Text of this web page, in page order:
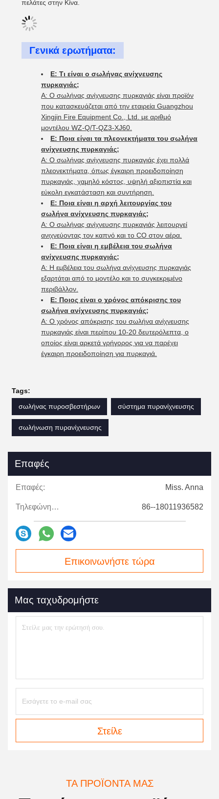
πελάτες στην Κίνα.
Γενικά ερωτήματα:
Ε: Τι είναι ο σωλήνας ανίχνευσης
πυρκαγιάς;
Α: Ο σωλήνας ανίχνευσης πυρκαγιάς είναι προϊόν
που κατασκευάζεται από την εταιρεία Guangzhou
Xingjin Fire Equipment Co., Ltd. με αριθμό
μοντέλου WZ-Q/T-QZ3-XJ60.
Ε: Ποια είναι τα πλεονεκτήματα του σωλήνα
ανίχνευσης πυρκαγιάς;
Α: Ο σωλήνας ανίχνευσης πυρκαγιάς έχει πολλά
πλεονεκτήματα, όπως έγκαιρη προειδοποίηση
πυρκαγιάς, χαμηλό κόστος, υψηλή αξιοπιστία και
εύκολη εγκατάσταση και συντήρηση.
Ε: Ποια είναι η αρχή λειτουργίας του
σωλήνα ανίχνευσης πυρκαγιάς;
Α: Ο σωλήνας ανίχνευσης πυρκαγιάς λειτουργεί
ανιχνεύοντας τον καπνό και το CO στον αέρα.
Ε: Ποια είναι η εμβέλεια του σωλήνα
ανίχνευσης πυρκαγιάς;
Α: Η εμβέλεια του σωλήνα ανίχνευσης πυρκαγιάς
εξαρτάται από το μοντέλο και το συγκεκριμένο
περιβάλλον.
Ε: Ποιος είναι ο χρόνος απόκρισης του
σωλήνα ανίχνευσης πυρκαγιάς;
Α: Ο χρόνος απόκρισης του σωλήνα ανίχνευσης
πυρκαγιάς είναι περίπου 10-20 δευτερόλεπτα, ο
οποίος είναι αρκετά γρήγορος για να παρέχει
έγκαιρη προειδοποίηση για πυρκαγιά.
Tags:
σωλήνας πυροσβεστήρων
σύστημα πυρανίχνευσης
σωλήνωση πυρανίχνευσης
Επαφές
Επαφές: Miss. Anna
Τηλεφώνημα: 86--18011936582
Επικοινωνήστε τώρα
Μας ταχυδρομήστε
Στείλε
ΤΑ ΠΡΟΪΌΝΤΑ ΜΑΣ